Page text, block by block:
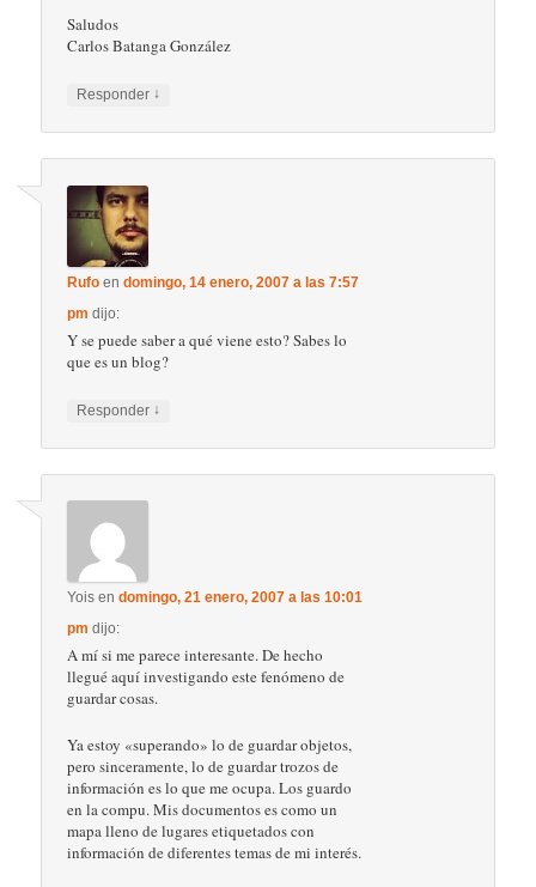
Saludos
Carlos Batanga González
Responder ↓
Rufo endomingo, 14 enero, 2007 a las 7:57
pm dijo:
Y se puede saber a qué viene esto? Sabes lo
que es un blog?
Responder ↓
Yois endomingo, 21 enero, 2007 a las 10:01
pm dijo:
A mí si me parece interesante. De hecho
llegué aquí investigando este fenómeno de
guardar cosas.
Ya estoy «superando» lo de guardar objetos,
pero sinceramente, lo de guardar trozos de
información es lo que me ocupa. Los guardo
en la compu. Mis documentos es como un
mapa lleno de lugares etiquetados con
información de diferentes temas de mi interés.